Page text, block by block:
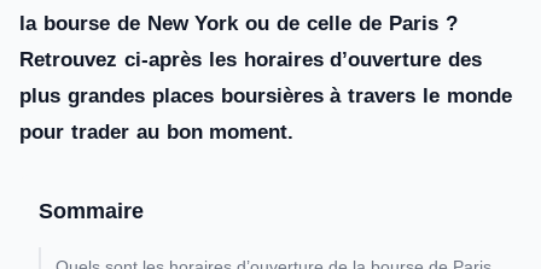
la bourse de New York ou de celle de Paris ?
Retrouvez ci-après les horaires d’ouverture des
plus grandes places boursières à travers le monde
pour trader au bon moment.
Sommaire